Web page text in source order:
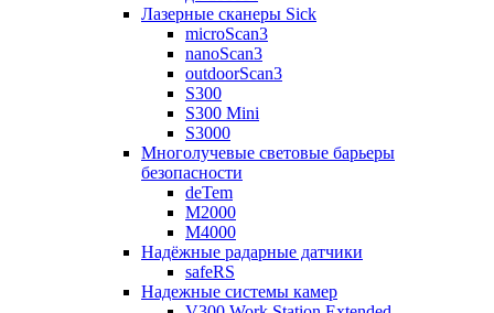
Лазерные сканеры Sick
microScan3
nanoScan3
outdoorScan3
S300
S300 Mini
S3000
Многолучевые световые барьеры
безопасности
deTem
M2000
M4000
Надёжные радарные датчики
safeRS
Надежные системы камер